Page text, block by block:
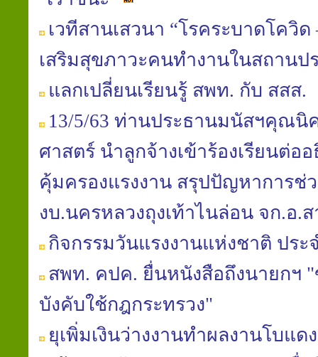
เวทีสานเสวนา “โรคระบาดโควิ
เสริมสุขภาวะคนทำงานในสถานป
แลกเปลี่ยนเรียนรู้ สพท. กับ สสส.
13/5/63 ท่านประธานมนัสฯคุณ
ศาสตร์ นำลูกจ้างเข้าร้องเรียนต่อ
คุ้มครองแรงงาน สรุปปัญหาการช่
งบ.นครหลวงถุงเท้าไนล่อน จก.อ.
กิจกรรมวันแรงงานแห่งชาติ ประ
สพท. คปค. ยื่นหนังสือถึงนายกฯ "
บังคับใช้กฎกระทรวง"
ยุเพิ่มเงินว่างงานทำผลงานโบแดง